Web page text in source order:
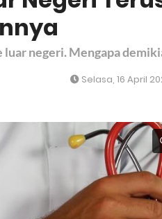
negeri. Mengapa
Selasa, 16 April